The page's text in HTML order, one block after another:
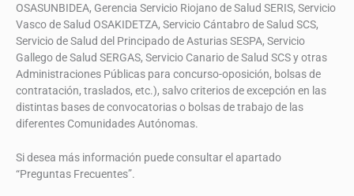
OSASUNBIDEA, Gerencia Servicio Riojano de Salud SERIS, Servicio
Vasco de Salud OSAKIDETZA, Servicio Cántabro de Salud SCS,
Servicio de Salud del Principado de Asturias SESPA, Servicio
Gallego de Salud SERGAS, Servicio Canario de Salud SCS y otras
Administraciones Públicas para concurso-oposición, bolsas de
contratación, traslados, etc.), salvo criterios de excepción en las
distintas bases de convocatorias o bolsas de trabajo de las
diferentes Comunidades Autónomas.
Si desea más información puede consultar el apartado
“Preguntas Frecuentes”.